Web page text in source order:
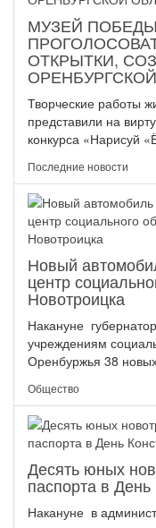
МУЗЕЙ
ОТКРЫТКИ,
Творческие работы
представили на
конкурса «Нарисуй
Последние новости
Новый
центр
Новотроицка
Накануне
учреждениям
Оренбуржья 38
Общество
Десять юных
паспорта в День
Накануне в